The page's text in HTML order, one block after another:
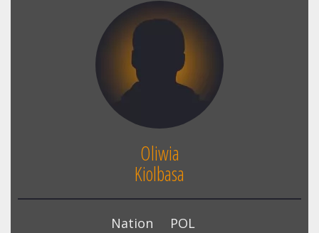
Oliwia
Kiolbasa
Nation
POL